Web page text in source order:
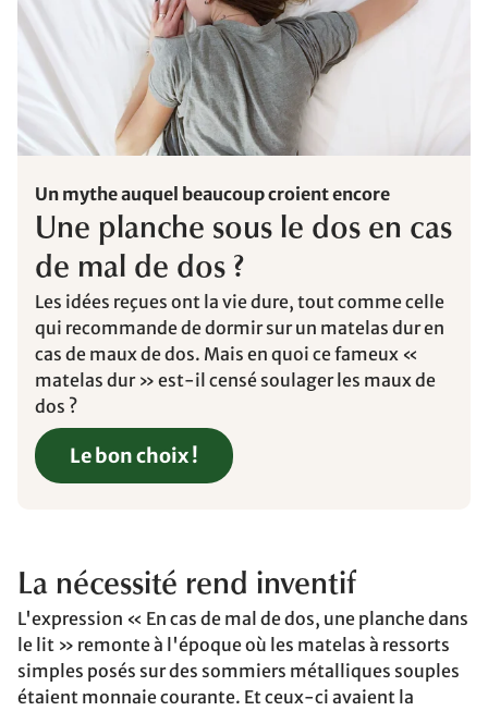
Un mythe auquel beaucoup croient encore
Une planche sous le dos en cas
de mal de dos ?
Les idées reçues ont la vie dure, tout comme celle
qui recommande de dormir sur un matelas dur en
cas de maux de dos. Mais en quoi ce fameux «
matelas dur » est-il censé soulager les maux de
dos ?
Le bon choix !
La nécessité rend inventif
L'expression « En cas de mal de dos, une planche dans
le lit » remonte à l'époque où les matelas à ressorts
simples posés sur des sommiers métalliques souples
étaient monnaie courante. Et ceux-ci avaient la